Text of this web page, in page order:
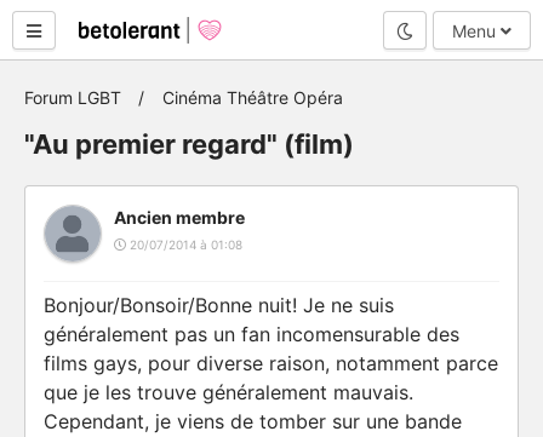
Mode nuit
Menu
Forum LGBT Cinéma Théâtre Opéra
"Au premier regard" (film)
Ancien membre
20/07/2014 à 01:08
Bonjour/Bonsoir/Bonne nuit! Je ne suis
généralement pas un fan incomensurable des
films gays, pour diverse raison, notamment parce
que je les trouve généralement mauvais.
Cependant, je viens de tomber sur une bande